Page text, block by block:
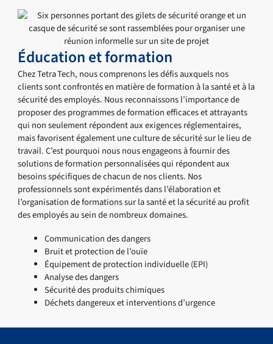
Éducation et formation
Chez Tetra Tech, nous comprenons les défis auxquels nos
clients sont confrontés en matière de formation à la santé et à la
sécurité des employés. Nous reconnaissons l’importance de
proposer des programmes de formation efficaces et attrayants
qui non seulement répondent aux exigences réglementaires,
mais favorisent également une culture de sécurité sur le lieu de
travail. C’est pourquoi nous nous engageons à fournir des
solutions de formation personnalisées qui répondent aux
besoins spécifiques de chacun de nos clients. Nos
professionnels sont expérimentés dans l’élaboration et
l’organisation de formations sur la santé et la sécurité au profit
des employés au sein de nombreux domaines.
Communication des dangers
Bruit et protection de l’ouïe
Équipement de protection individuelle (EPI)
Analyse des dangers
Sécurité des produits chimiques
Déchets dangereux et interventions d’urgence